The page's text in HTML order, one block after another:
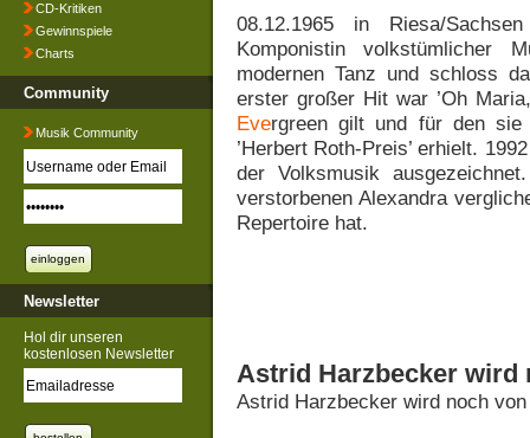
CD-Kritiken
Gewinnspiele
Charts
Community
Musik Community
Newsletter
Hol dir unseren
kostenlosen Newsletter
08.12.1965 in Riesa/
Komponistin volkstümlicher
modernen Tanz und schloss
erster großer Hit war ’Oh
Evergreen gilt und für den sie
’Herbert Roth-Preis’ erhielt.
der Volksmusik
verstorbenen Alexandra
Repertoire hat.
Astrid Harzbecker wird
Astrid Harzbecker wird noch